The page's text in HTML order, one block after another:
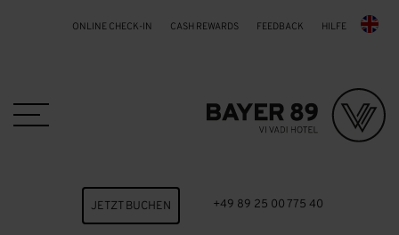
ONLINE CHECK-IN CASH REWARDS FEEDBACK HILFE
JETZT BUCHEN +49 89 25 00 775 40